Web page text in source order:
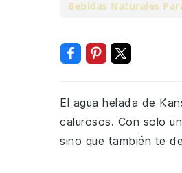
Bebidas Naturales
El agua helada de
calurosos. Con solo
sino que también te